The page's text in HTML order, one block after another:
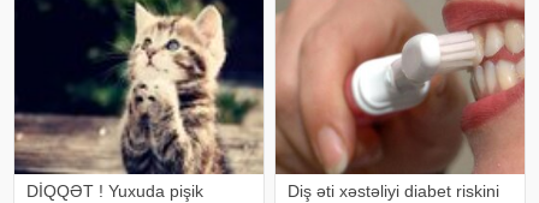
yanlış bildiklərindən daha az
danışırıq. Elə buna gör
hesabla 32 yaşına qədər inkişa
DİQQƏT ! Yuxuda pişik
Diş əti xəstəliyi diabet riskini